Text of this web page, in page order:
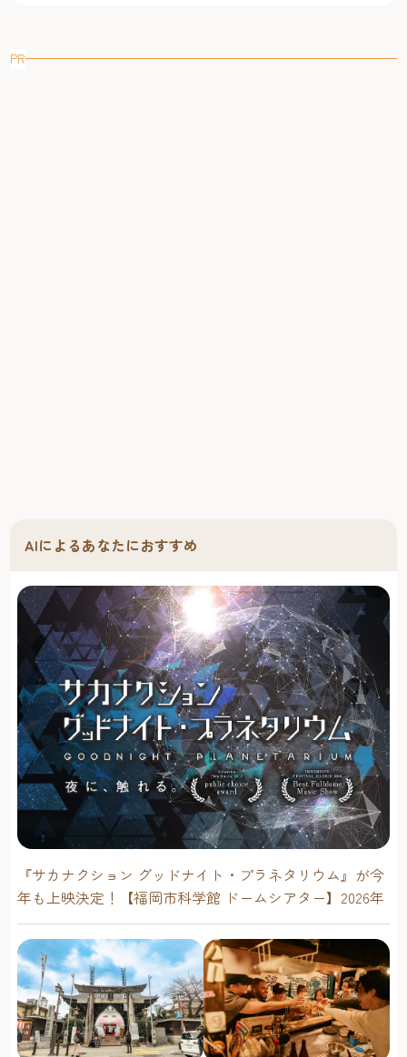
PR
AIによるあなたにおすすめ
『サカナクション グッドナイト・プラネタリウム』が今
年も上映決定！【福岡市科学館 ドームシアター】2026年